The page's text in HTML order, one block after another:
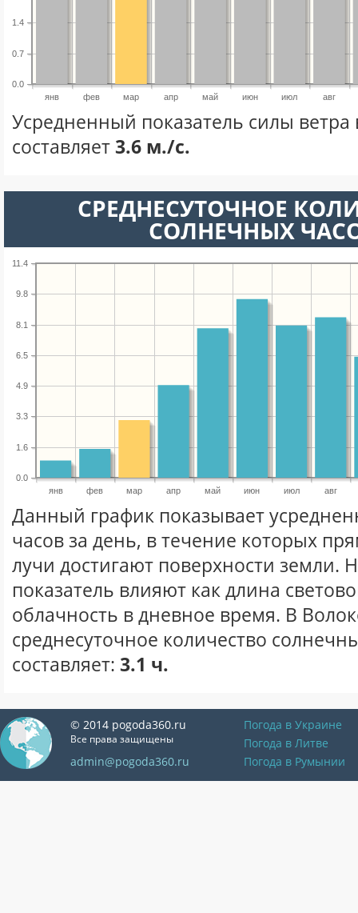
янв фев мар апр май июн июл авг
0.0
0.7
1.4
Усредненный показатель силы ветра
составляет3.6 м./с.
СРЕДНЕСУТОЧНОЕ
СОЛНЕЧНЫХ
янв фев мар апр май июн июл авг
0.0
1.6
3.3
4.9
6.5
8.1
9.8
11.4
Данный график показывает
часов за день, в течение которых
лучи достигают поверхности земли.
показатель влияют как длина
облачность в дневное время. В
среднесуточное количество
составляет: 3.1 ч.
© 2014 pogoda360.ru
Все права защищены
admin@pogoda360.ru
Погода в Украине
Погода в Литве
Погода в Румынии